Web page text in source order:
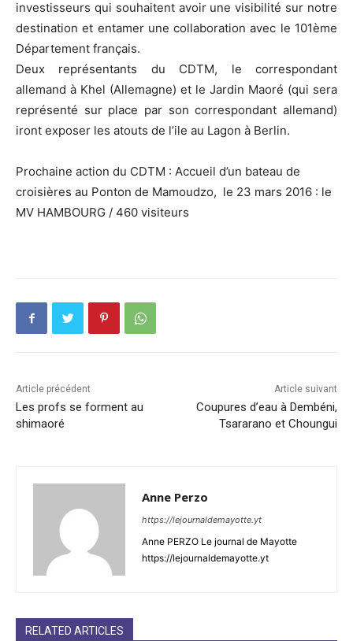
investisseurs qui souhaitent avoir une visibilité sur notre
destination et entamer une collaboration avec le 101ème
Département français.
Deux représentants du CDTM, le correspondant
allemand à Khel (Allemagne) et le Jardin Maoré (qui sera
représenté sur place par son correspondant allemand)
iront exposer les atouts de l’ile au Lagon à Berlin.
Prochaine action du CDTM : Accueil d’un bateau de
croisières au Ponton de Mamoudzo, le 23 mars 2016 : le
MV HAMBOURG / 460 visiteurs
Article précédent
Les profs se forment au
shimaoré
Article suivant
Coupures d’eau à Dembéni,
Tsararano et Choungui
Anne Perzo
https://lejournaldemayotte.yt
Anne PERZO Le journal de Mayotte
https://lejournaldemayotte.yt
RELATED ARTICLES